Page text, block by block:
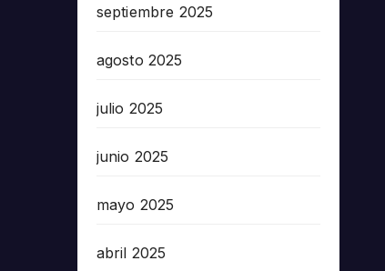
septiembre 2025
agosto 2025
julio 2025
junio 2025
mayo 2025
abril 2025